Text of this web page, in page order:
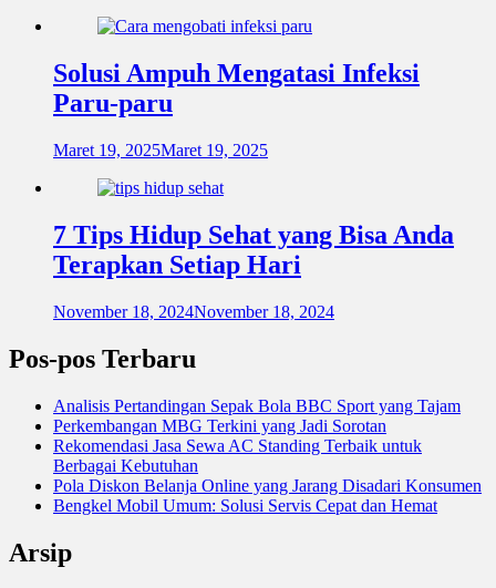
Solusi Ampuh Mengatasi Infeksi
Paru-paru
Maret 19, 2025Maret 19, 2025
7 Tips Hidup Sehat yang Bisa Anda
Terapkan Setiap Hari
November 18, 2024November 18, 2024
Pos-pos Terbaru
Analisis Pertandingan Sepak Bola BBC Sport yang Tajam
Perkembangan MBG Terkini yang Jadi Sorotan
Rekomendasi Jasa Sewa AC Standing Terbaik untuk
Berbagai Kebutuhan
Pola Diskon Belanja Online yang Jarang Disadari Konsumen
Bengkel Mobil Umum: Solusi Servis Cepat dan Hemat
Arsip